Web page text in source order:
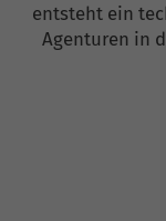
entsteht ein
Agenturen in